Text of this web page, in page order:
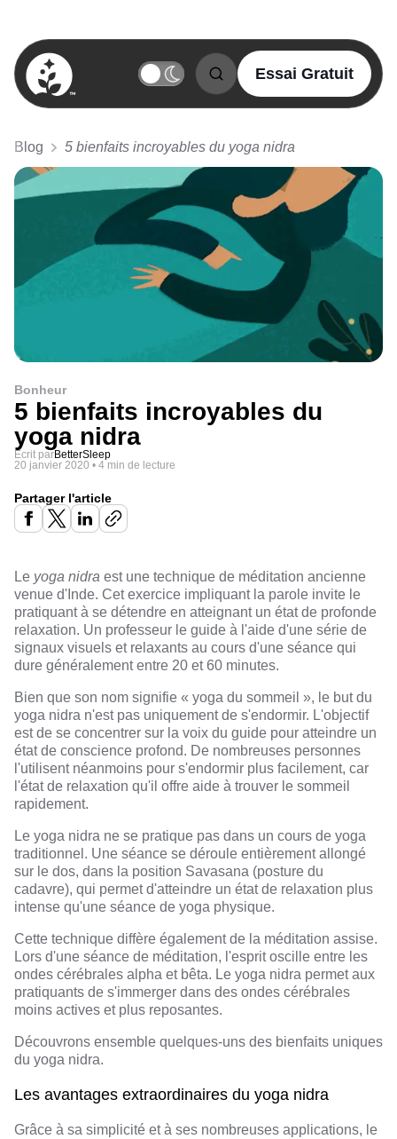
BetterSleep Logo
Essai Gratuit
Blog 5 bienfaits incroyables du yoga nidra
Bonheur
5 bienfaits incroyables du
yoga nidra
Écrit parBetterSleep
20 janvier 2020 • 4 min de lecture
Partager l'article
Le yoga nidra est une technique de méditation ancienne
venue d'Inde. Cet exercice impliquant la parole invite le
pratiquant à se détendre en atteignant un état de profonde
relaxation. Un professeur le guide à l'aide d'une série de
signaux visuels et relaxants au cours d'une séance qui
dure généralement entre 20 et 60 minutes.
Bien que son nom signifie « yoga du sommeil », le but du
yoga nidra n'est pas uniquement de s'endormir. L'objectif
est de se concentrer sur la voix du guide pour atteindre un
état de conscience profond. De nombreuses personnes
l'utilisent néanmoins pour s'endormir plus facilement, car
l'état de relaxation qu'il offre aide à trouver le sommeil
rapidement.
Le yoga nidra ne se pratique pas dans un cours de yoga
traditionnel. Une séance se déroule entièrement allongé
sur le dos, dans la position Savasana (posture du
cadavre), qui permet d'atteindre un état de relaxation plus
intense qu'une séance de yoga physique.
Cette technique diffère également de la méditation assise.
Lors d'une séance de méditation, l'esprit oscille entre les
ondes cérébrales alpha et bêta. Le yoga nidra permet aux
pratiquants de s'immerger dans des ondes cérébrales
moins actives et plus reposantes.
Découvrons ensemble quelques-uns des bienfaits uniques
du yoga nidra.
Les avantages extraordinaires du yoga nidra
Grâce à sa simplicité et à ses nombreuses applications, le